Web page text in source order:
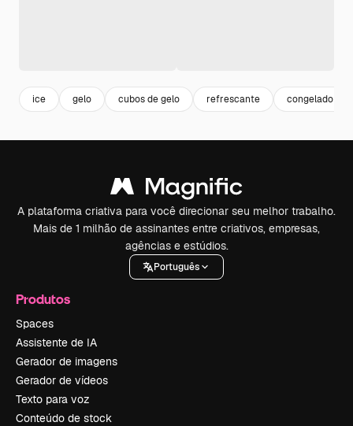
ice gelo cubos de gelo refrescante congelado
A plataforma criativa para você direcionar seu melhor trabalho.
Mais de 1 milhão de assinantes entre criativos, empresas,
agências e estúdios.
Português
Produtos
Spaces
Assistente de IA
Gerador de imagens
Gerador de vídeos
Texto para voz
Conteúdo de stock